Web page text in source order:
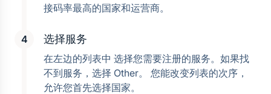
接码率最高的国家和运营商。
选择服务
在左边的列表中 选择您需要注册的服务。如果找
不到服务，选择 Other。 您能改变列表的次序，
允许您首先选择国家。